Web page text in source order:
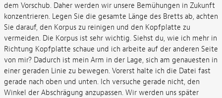
dem Vorschub. Daher werden wir unsere Bemühungen in Zukunft
konzentrieren. Legen Sie die gesamte Länge des Bretts ab, achten
Sie darauf, den Korpus zu reinigen und den Kopfplatte zu
vermeiden. Die Korpus ist sehr wichtig. Siehst du, wie ich mehr in
Richtung Kopfplatte schaue und ich arbeite auf der anderen Seite
von mir? Dadurch ist mein Arm in der Lage, sich am genauesten in
einer geraden Linie zu bewegen. Vorerst halte ich die Datei fast
gerade nach oben und unten. Ich versuche gerade nicht, den
Winkel der Abschrägung anzupassen. Wir werden uns später